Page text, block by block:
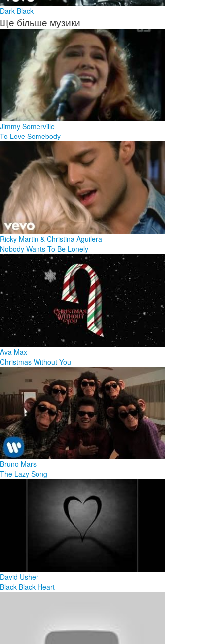
Dark Black
Ще більше музики
Jimmy Somerville
To Love Somebody
Ricky Martin & Christina Aguilera
Nobody Wants To Be Lonely
Ava Max
Christmas Without You
Bruno Mars
The Lazy Song
David Usher
Black Black Heart